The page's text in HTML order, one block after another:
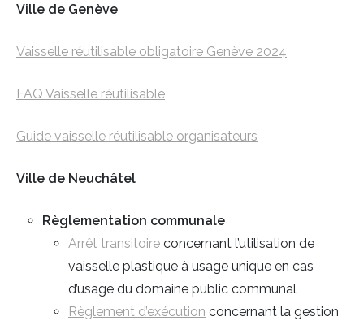
Ville de Genève
Vaisselle réutilisable obligatoire Genève 2024
FAQ Vaisselle réutilisable
Guide vaisselle réutilisable organisateurs
Ville de Neuchâtel
Règlementation communale
Arrêt transitoire concernant l’utilisation de
vaisselle plastique à usage unique en cas
d’usage du domaine public communal
Règlement d’exécution concernant la gestion